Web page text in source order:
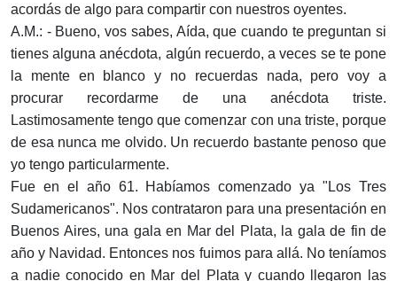
acordás de algo para compartir con nuestros oyentes.
A.M.: - Bueno, vos sabes, Aída, que cuando te preguntan si
tienes alguna anécdota, algún recuerdo, a veces se te pone
la mente en blanco y no recuerdas nada, pero voy a
procurar recordarme de una anécdota triste.
Lastimosamente tengo que comenzar con una triste, porque
de esa nunca me olvido. Un recuerdo bastante penoso que
yo tengo particularmente.
Fue en el año 61. Habíamos comenzado ya "Los Tres
Sudamericanos". Nos contrataron para una presentación en
Buenos Aires, una gala en Mar del Plata, la gala de fin de
año y Navidad. Entonces nos fuimos para allá. No teníamos
a nadie conocido en Mar del Plata y cuando llegaron las